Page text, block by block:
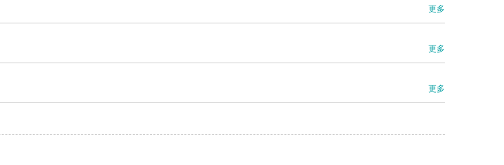
更多
更多
更多